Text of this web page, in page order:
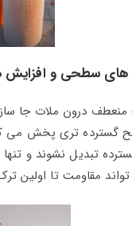
سطحی و افزایش
درون ملات جا
گسترده‌ تری پخش می‌
تبدیل نشوند و تنها
مقاومت تا اولین